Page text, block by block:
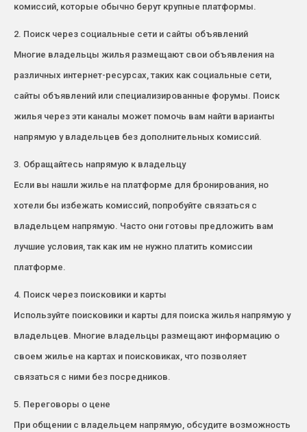
комиссий, которые обычно берут крупные платформы.
2. Поиск через социальные сети и сайты объявлений
Многие владельцы жилья размещают свои объявления на
различных интернет-ресурсах, таких как социальные сети,
сайты объявлений или специализированные форумы. Поиск
жилья через эти каналы может помочь вам найти варианты
напрямую у владельцев без дополнительных комиссий.
3. Обращайтесь напрямую к владельцу
Если вы нашли жилье на платформе для бронирования, но
хотели бы избежать комиссий, попробуйте связаться с
владельцем напрямую. Часто они готовы предложить вам
лучшие условия, так как им не нужно платить комиссии
платформе.
4. Поиск через поисковики и карты
Используйте поисковики и карты для поиска жилья напрямую у
владельцев. Многие владельцы размещают информацию о
своем жилье на картах и поисковиках, что позволяет
связаться с ними без посредников.
5. Переговоры о цене
При общении с владельцем напрямую, обсудите возможность